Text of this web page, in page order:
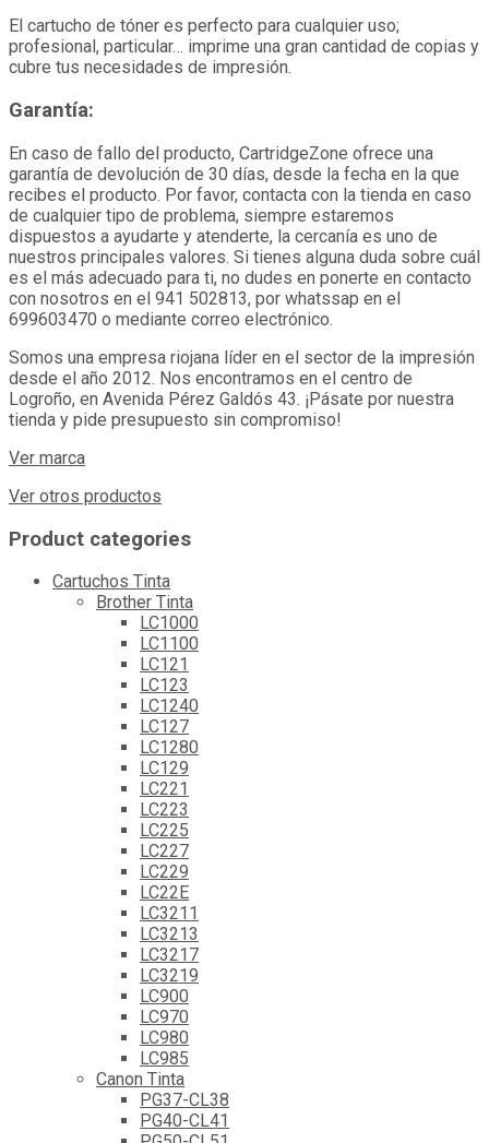
El cartucho de tóner es perfecto para cualquier uso;
profesional, particular… imprime una gran cantidad de copias y
cubre tus necesidades de impresión.
Garantía:
En caso de fallo del producto, CartridgeZone ofrece una
garantía de devolución de 30 días, desde la fecha en la que
recibes el producto. Por favor, contacta con la tienda en caso
de cualquier tipo de problema, siempre estaremos
dispuestos a ayudarte y atenderte, la cercanía es uno de
nuestros principales valores. Si tienes alguna duda sobre cuál
es el más adecuado para ti, no dudes en ponerte en contacto
con nosotros en el 941 502813, por whatssap en el
699603470 o mediante correo electrónico.
Somos una empresa riojana líder en el sector de la impresión
desde el año 2012. Nos encontramos en el centro de
Logroño, en Avenida Pérez Galdós 43. ¡Pásate por nuestra
tienda y pide presupuesto sin compromiso!
Ver marca
Ver otros productos
Product categories
Cartuchos Tinta
Brother Tinta
LC1000
LC1100
LC121
LC123
LC1240
LC127
LC1280
LC129
LC221
LC223
LC225
LC227
LC229
LC22E
LC3211
LC3213
LC3217
LC3219
LC900
LC970
LC980
LC985
Canon Tinta
PG37-CL38
PG40-CL41